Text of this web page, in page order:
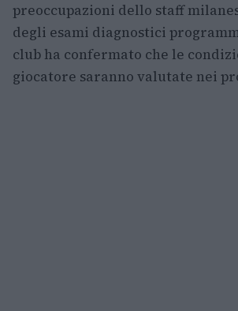
preoccupazioni dello staff
degli esami diagnostici
club ha confermato che le
giocatore saranno valutate nei